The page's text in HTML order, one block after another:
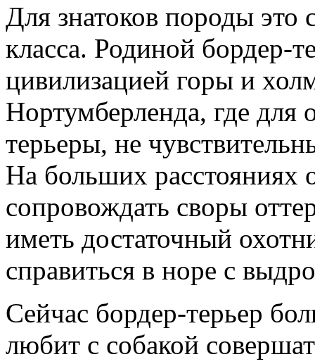
Для знатоков породы это
класса. Родиной бордер-
цивилизацией горы и
Нортумберленда, где для
терьеры, не
На больших
сопровождать своры
иметь достаточный
справиться в норе с
Сейчас бордер-терьер
любит с собакой